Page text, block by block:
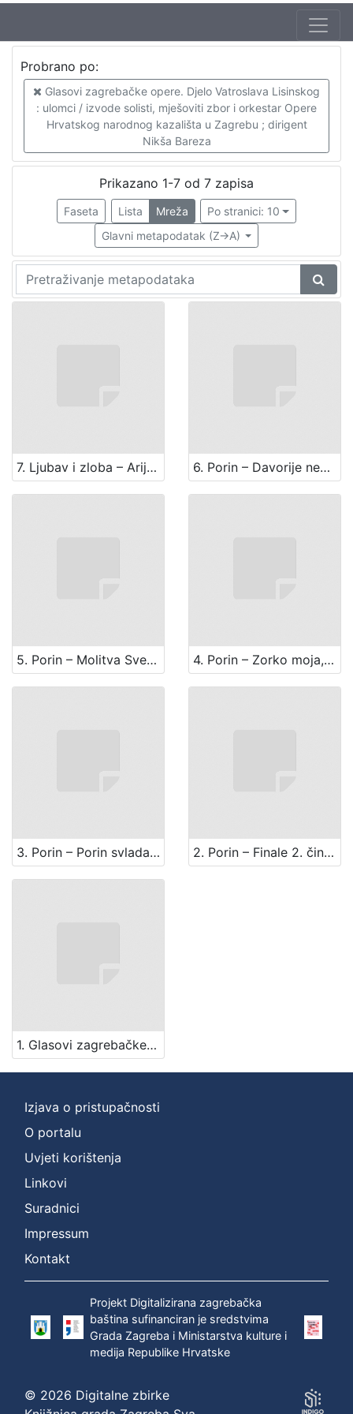
Probrano po:
Glasovi zagrebačke opere. Djelo Vatroslava Lisinskog
: ulomci / izvode solisti, mješoviti zbor i orkestar Opere
Hrvatskog narodnog kazališta u Zagrebu ; dirigent
Nikša Bareza
Prikazano 1-7 od 7 zapisa
Faseta Lista Mreža
Po stranici: 10
Glavni metapodatak (Z->A)
7. Ljubav i zloba – Arija Alberta (arija Obrena iz 1. čina s promjenjenim tekstom) 6. Porin – Davorije nek' zaore (mješoviti zbor iz 5. čina)
5. Porin – Molitva Sveslava iz 4. čina 4. Porin – Zorko moja, romansa Porina iz 3. čina
3. Porin – Porin svlada, ženski zbor iz 3. čina 2. Porin – Finale 2. čina (solisti i mješoviti zbor)
1. Glasovi zagrebačke opere – Zbor Hrvatica iz 2 čina (ženski zbor)
Izjava o pristupačnosti
O portalu
Uvjeti korištenja
Linkovi
Suradnici
Impressum
Kontakt
Projekt Digitalizirana zagrebačka
baština sufinanciran je sredstvima
Grada Zagreba i Ministarstva kulture i
medija Republike Hrvatske
© 2026 Digitalne zbirke